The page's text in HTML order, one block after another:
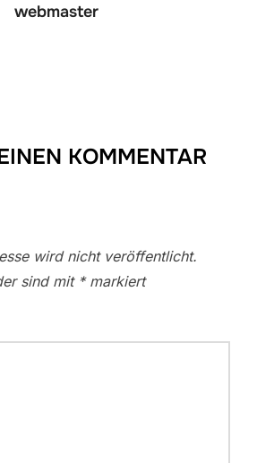
webmaster
KOMMENTAR
wird nicht veröffentlicht.
sind mit *markiert